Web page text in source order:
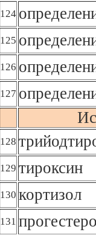
124
125
126
127
128
129 тироксин
130 кортизол
131